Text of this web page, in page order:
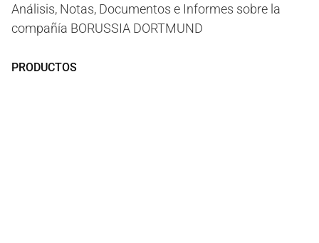
Análisis, Notas, Documentos e Informes sobre la
compañía BORUSSIA DORTMUND
PRODUCTOS